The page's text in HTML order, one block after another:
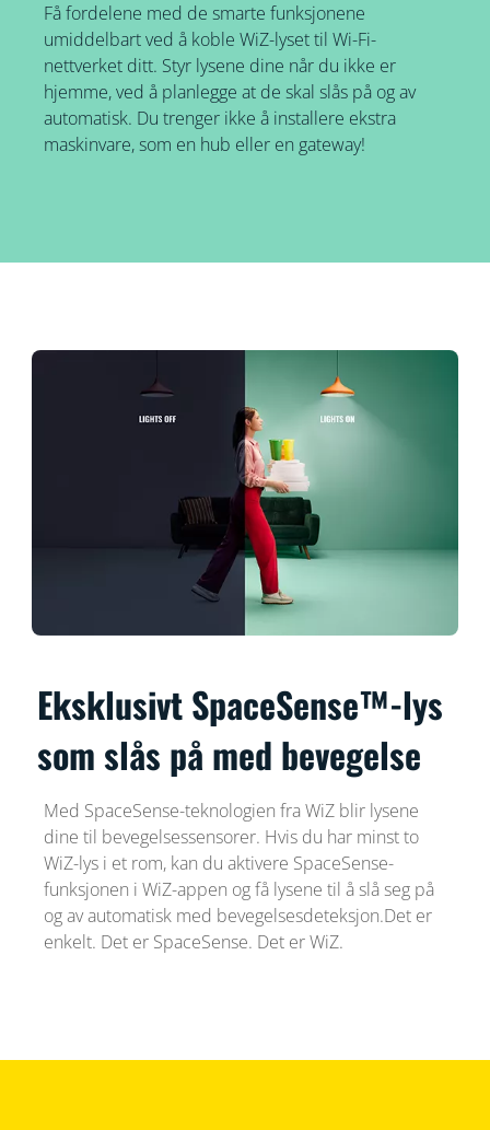
Få fordelene med de smarte funksjonene
umiddelbart ved å koble WiZ-lyset til Wi-Fi-
nettverket ditt. Styr lysene dine når du ikke er
hjemme, ved å planlegge at de skal slås på og av
automatisk. Du trenger ikke å installere ekstra
maskinvare, som en hub eller en gateway!
Eksklusivt SpaceSense™-lys
som slås på med bevegelse
Med SpaceSense-teknologien fra WiZ blir lysene
dine til bevegelsessensorer. Hvis du har minst to
WiZ-lys i et rom, kan du aktivere SpaceSense-
funksjonen i WiZ-appen og få lysene til å slå seg på
og av automatisk med bevegelsesdeteksjon.Det er
enkelt. Det er SpaceSense. Det er WiZ.